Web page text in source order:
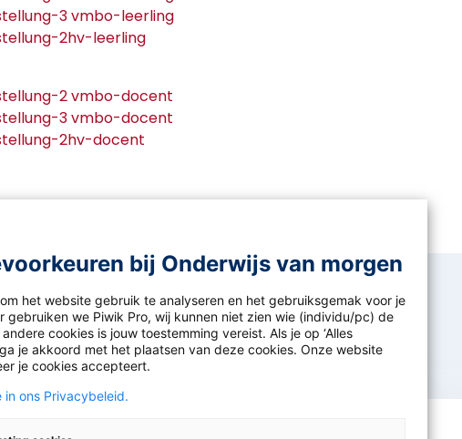
3 vmbo-leerling
2hv-leerling
2 vmbo-docent
3 vmbo-docent
2hv-docent
bij Onderwijs van morgen
het website gebruik te analyseren en het gebruiksgemak voor je
gebruiken we Piwik Pro, wij kunnen niet zien wie (individu/pc) de
cookies is jouw toestemming vereist. Als je op ‘Alles
je akkoord met het plaatsen van deze cookies. Onze website
je cookies accepteert.
in ons Privacybeleid.